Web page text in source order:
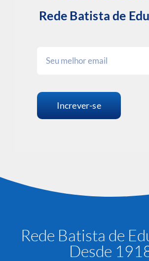
Rede Batista de
Increver-se
Rede Batista de
Desde